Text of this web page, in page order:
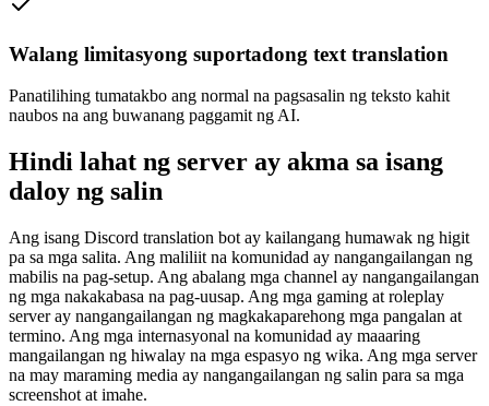
Walang limitasyong suportadong text translation
Panatilihing tumatakbo ang normal na pagsasalin ng teksto kahit
naubos na ang buwanang paggamit ng AI.
Hindi lahat ng server ay akma sa isang
daloy ng salin
Ang isang Discord translation bot ay kailangang humawak ng higit
pa sa mga salita. Ang maliliit na komunidad ay nangangailangan ng
mabilis na pag-setup. Ang abalang mga channel ay nangangailangan
ng mga nakakabasa na pag-uusap. Ang mga gaming at roleplay
server ay nangangailangan ng magkakaparehong mga pangalan at
termino. Ang mga internasyonal na komunidad ay maaaring
mangailangan ng hiwalay na mga espasyo ng wika. Ang mga server
na may maraming media ay nangangailangan ng salin para sa mga
screenshot at imahe.